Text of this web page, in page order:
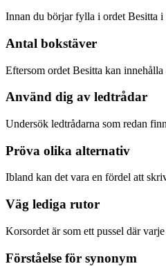
Innan du börjar fylla i ordet Besitta
Antal bokstäver
Eftersom ordet Besitta kan
Använd dig av ledtrådar
Undersök ledtrådarna som redan
Pröva olika alternativ
Ibland kan det vara en fördel att
Väg lediga rutor
Korsordet är som ett pussel där
Förståelse för synonym